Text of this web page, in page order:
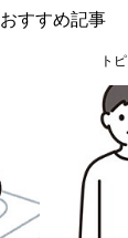
おすすめ記事
ト